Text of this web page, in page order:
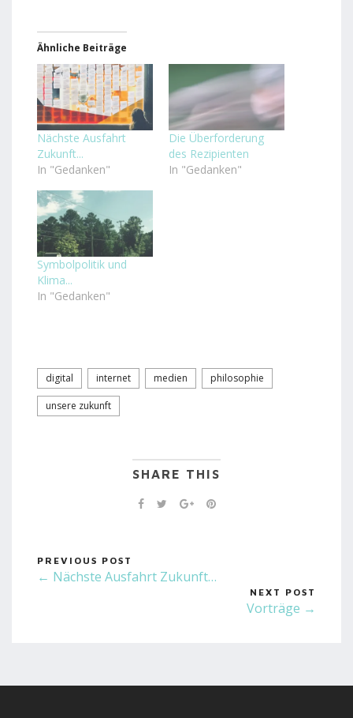
Ähnliche Beiträge
Nächste Ausfahrt
Zukunft...
In "Gedanken"
Die Überforderung
des Rezipienten
In "Gedanken"
Symbolpolitik und
Klima...
In "Gedanken"
digital internet medien philosophie
unsere zukunft
SHARE THIS
PREVIOUS POST
← Nächste Ausfahrt Zukunft…
NEXT POST
Vorträge →